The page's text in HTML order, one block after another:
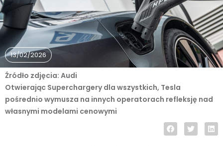
13/02/2026
Otwierając Superchargery dla wszystkich, Tesla
pośrednio wymusza na innych operatorach refleksję nad
własnymi modelami cenowymi
Źródło zdjęcia: Audi